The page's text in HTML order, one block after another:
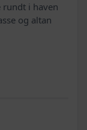
i haven
og altan